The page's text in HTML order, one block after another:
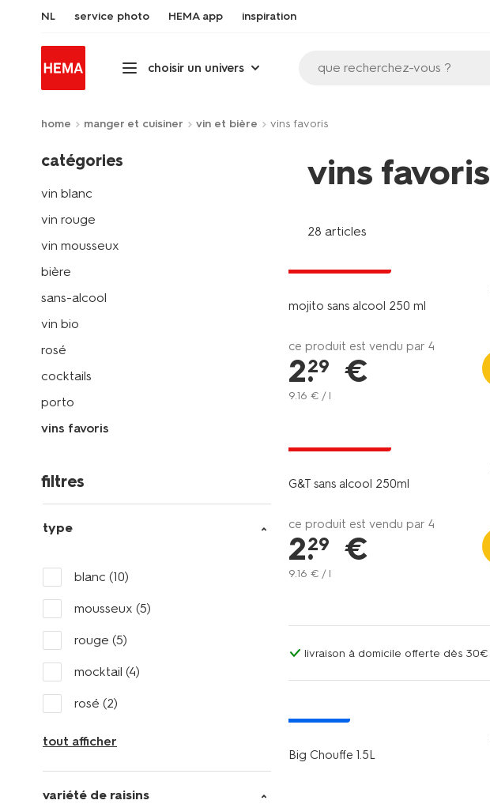
NL service photo HEMA app inspiration
choisir un univers que recherchez-vous ?
home manger et cuisiner vin et bière vins favoris
catégories
vin blanc
vin rouge
vin mousseux
bière
sans-alcool
vin bio
rosé
cocktails
porto
vins favoris
filtres
type
blanc (10)
mousseux (5)
rouge (5)
mocktail (4)
rosé (2)
tout afficher
variété de raisins
vins favoris
28 articles
mojito sans alcool 250 ml
ce produit est vendu par 4
2.
29 €
9.16 € / l
G&T sans alcool 250ml
ce produit est vendu par 4
2.
29 €
9.16 € / l
livraison à domicile offerte dès 30€
Big Chouffe 1.5L